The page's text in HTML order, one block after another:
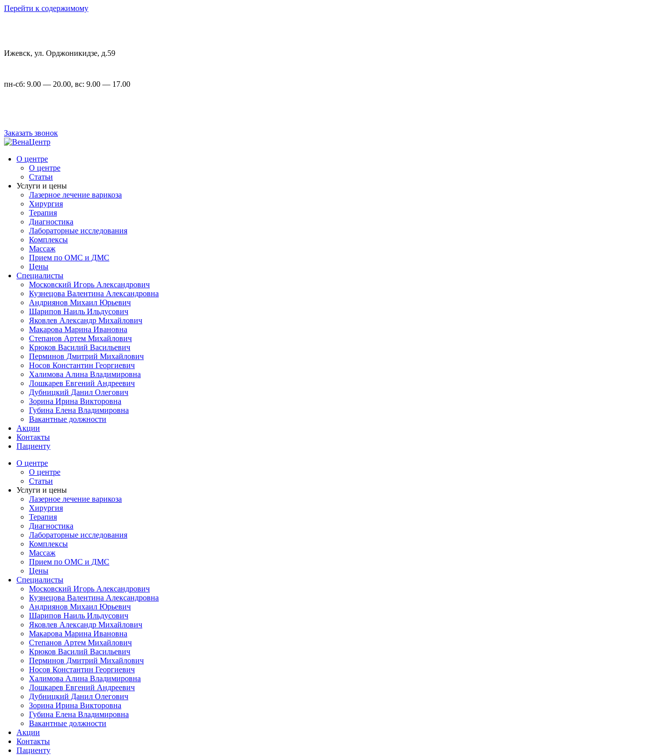
Перейти к содержимому
Ижевск, ул. Орджоникидзе, д.59
пн-сб: 9.00 — 20.00, вс: 9.00 — 17.00
Заказать звонок
О центре
О центре
Статьи
Услуги и цены
Лазерное лечение варикоза
Хирургия
Терапия
Диагностика
Лабораторные исследования
Комплексы
Массаж
Прием по ОМС и ДМС
Цены
Специалисты
Московский Игорь Александрович
Кузнецова Валентина Александровна
Андриянов Михаил Юрьевич
Шарипов Наиль Ильдусович
Яковлев Александр Михайлович
Макарова Марина Ивановна
Степанов Артем Михайлович
Крюков Василий Васильевич
Перминов Дмитрий Михайлович
Носов Константин Георгиевич
Халимова Алина Владимировна
Лошкарев Евгений Андреевич
Дубницкий Данил Олегович
Зорина Ирина Викторовна
Губина Елена Владимировна
Вакантные должности
Акции
Контакты
Пациенту
О центре
О центре
Статьи
Услуги и цены
Лазерное лечение варикоза
Хирургия
Терапия
Диагностика
Лабораторные исследования
Комплексы
Массаж
Прием по ОМС и ДМС
Цены
Специалисты
Московский Игорь Александрович
Кузнецова Валентина Александровна
Андриянов Михаил Юрьевич
Шарипов Наиль Ильдусович
Яковлев Александр Михайлович
Макарова Марина Ивановна
Степанов Артем Михайлович
Крюков Василий Васильевич
Перминов Дмитрий Михайлович
Носов Константин Георгиевич
Халимова Алина Владимировна
Лошкарев Евгений Андреевич
Дубницкий Данил Олегович
Зорина Ирина Викторовна
Губина Елена Владимировна
Вакантные должности
Акции
Контакты
Пациенту